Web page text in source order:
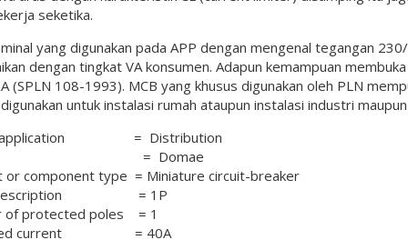
seketika.
yang digunakan pada APP dengan mengenal tegangan
dengan tingkat VA konsumen. Adapun kemampuan
(SPLN 108-1993). MCB yang khusus digunakan oleh PLN
untuk instalasi rumah ataupun instalasi industri
application = Distribution
= Domae
or component type = Miniature circuit-breaker
description = 1P
of protected poles = 1
current = 40A